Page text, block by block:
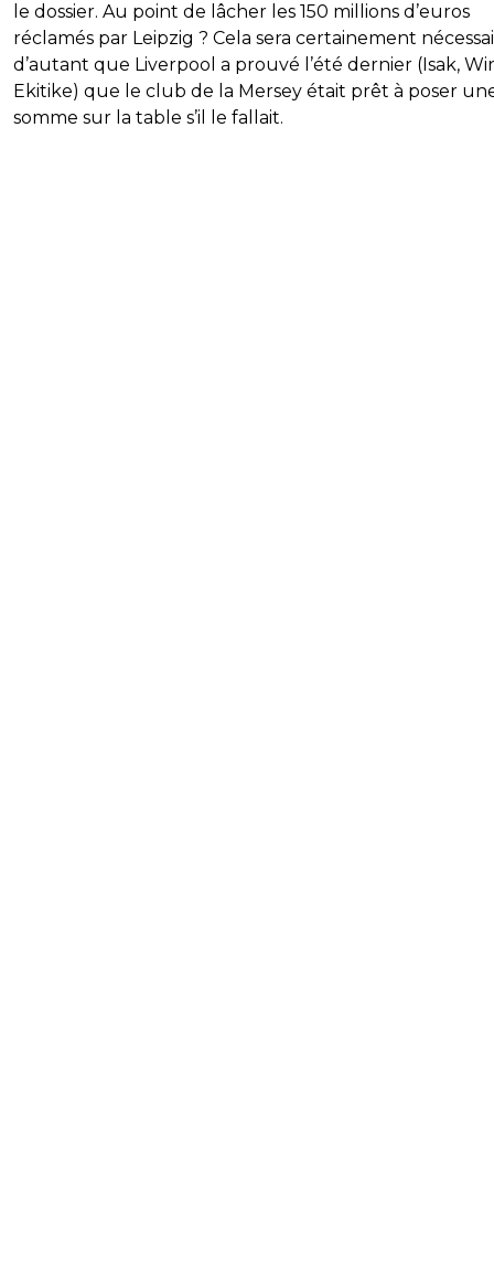
le dossier. Au point de lâcher les 150 millions d’euros
réclamés par Leipzig ? Cela sera certainement
d’autant que Liverpool a prouvé l’été dernier (Isak,
Ekitike) que le club de la Mersey était prêt à poser
somme sur la table s’il le fallait.